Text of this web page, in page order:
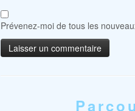
Prévenez-moi de tous les